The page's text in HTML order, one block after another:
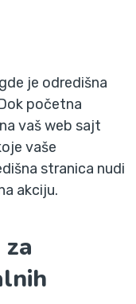
je odredišna
početna
vaš web sajt
vaše
stranica nudi
akciju.